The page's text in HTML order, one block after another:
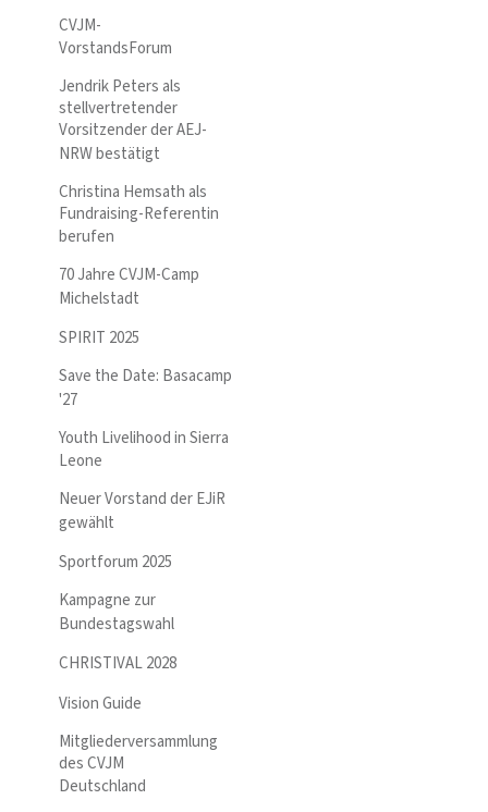
CVJM-
VorstandsForum
Jendrik Peters als
stellvertretender
Vorsitzender der AEJ-
NRW bestätigt
Christina Hemsath als
Fundraising-Referentin
berufen
70 Jahre CVJM-Camp
Michelstadt
SPIRIT 2025
Save the Date: Basacamp
'27
Youth Livelihood in Sierra
Leone
Neuer Vorstand der EJiR
gewählt
Sportforum 2025
Kampagne zur
Bundestagswahl
CHRISTIVAL 2028
Vision Guide
Mitgliederversammlung
des CVJM
Deutschland